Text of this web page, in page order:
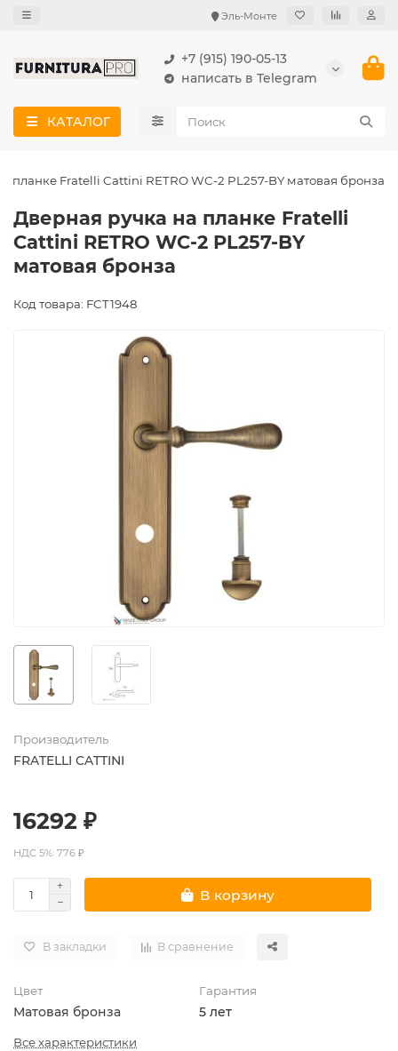
Эль-Монте
+7 (915) 190-05-13
написать в Telegram
КАТАЛОГ
планке Fratelli Cattini RETRO WC-2 PL257-BY матовая бронза
Дверная ручка на планке Fratelli
Cattini RETRO WC-2 PL257-BY
матовая бронза
Код товара: FCT1948
Производитель
FRATELLI CATTINI
16292 ₽
НДС 5%: 776 ₽
В корзину
В закладки В сравнение
Цвет
Матовая бронза
Гарантия
5 лет
Все характеристики